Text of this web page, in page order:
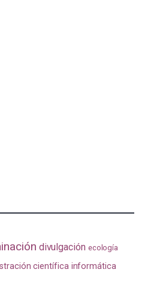
divulgación ecología
científica informática